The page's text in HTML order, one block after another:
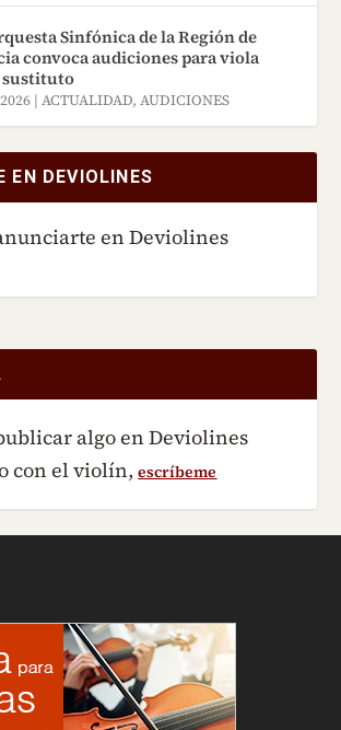
Sinfónica de la Región de
convoca audiciones para viola
|ACTUALIDAD,AUDICIONES
EN DEVIOLINES
en Deviolines
algo en Deviolines
con el violín,escríbeme